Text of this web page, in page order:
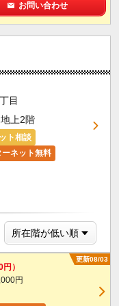
お問い合わせ
目
上2階
ト相談
ーネット無料
更新08/03
）
円